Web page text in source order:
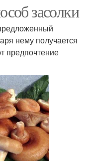
засолки
нему получается
предпочтение